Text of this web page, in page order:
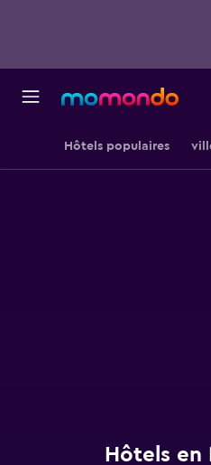
Hôtels populaires
Hôtels en